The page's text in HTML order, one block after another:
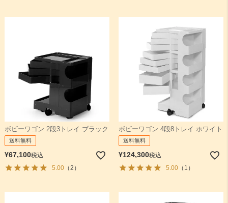
ボビーワゴン 2段3トレイ ブラック
送料無料
¥67,100税込
5.00（2）
ボビーワゴン 4段8トレイ ホワイト
送料無料
¥124,300税込
5.00（1）